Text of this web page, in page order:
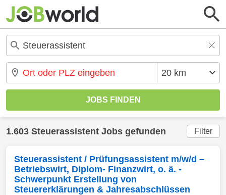
1.603 Steuerassistent Jobs gefunden Filter
Steuerassistent / Prüfungsassistent m/w/d –
Betriebswirt, Diplom- Finanzwirt, o. ä. -
Schwerpunkt Erstellung von
Steuererklärungen & Jahresabschlüssen